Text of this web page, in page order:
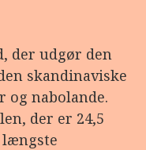
der udgør den
skandinaviske
og nabolande.
der er 24,5